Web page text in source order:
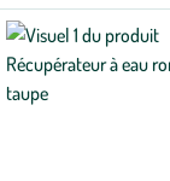
appliqués